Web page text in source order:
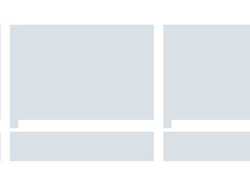
bras